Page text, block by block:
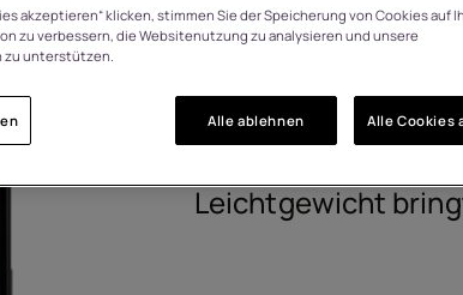
bei
HMD Arc
1GS010DPA1001
Kleiner Preis.
Leichtgewicht
akzeptieren“ klicken, stimmen Sie der Speicherung von Cookies auf
zu verbessern, die Websitenutzung zu analysieren und unsere
unterstützen.
Alle ablehnen Alle Cookies